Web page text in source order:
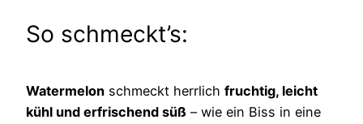
So schmeckt’s:
Watermelon schmeckt herrlich fruchtig, leicht
kühl und erfrischend süß – wie ein Biss in eine